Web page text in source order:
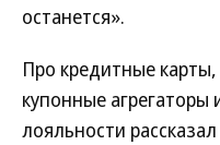
останется».
Про кредитные
купонные
лояльности рассказал